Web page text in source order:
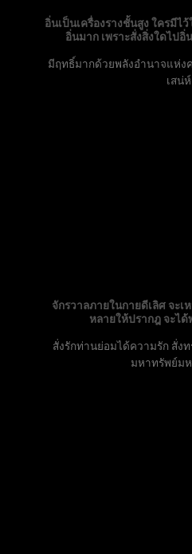
อิ่นเป็นเครื่องรางชั้นสูง ใครมีไ
อิ่นมาก เพราะสั่งสิ่งใดไป
มีฤทธิ์มากด้วยพลังอำนาจแห่ง
เสน่ห์
จักรวาลภายในกายดีเลิศ จะเ
หลายให้ปรากฎ จะไ
สั่งรักท่านย่อมได้ความรัก สั่ง
มหาทรัพย์ม